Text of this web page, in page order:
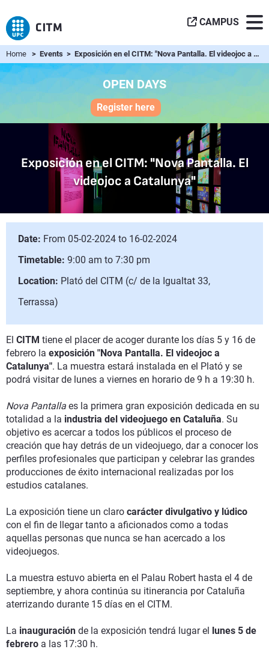
CAMPUS
Home > Events > Exposición en el CITM: "Nova Pantalla. El videojoc a Catalunya"
OPEN DAYS
Register here
Exposición en el CITM: "Nova Pantalla. El
videojoc a Catalunya"
Date: From 05-02-2024 to 16-02-2024
Timetable: 9:00 am to 7:30 pm
Location: Plató del CITM (c/ de la Igualtat 33,
Terrassa)
El CITM tiene el placer de acoger durante los días 5 y 16 de
febrero la exposición "Nova Pantalla. El videojoc a
Catalunya". La muestra estará instalada en el Plató y se
podrá visitar de lunes a viernes en horario de 9 h a 19:30 h.
Nova Pantalla es la primera gran exposición dedicada en su
totalidad a la industria del videojuego en Cataluña. Su
objetivo es acercar a todos los públicos el proceso de
creación que hay detrás de un videojuego, dar a conocer los
perfiles profesionales que participan y celebrar las grandes
producciones de éxito internacional realizadas por los
estudios catalanes.
La exposición tiene un claro carácter divulgativo y lúdico
con el fin de llegar tanto a aficionados como a todas
aquellas personas que nunca se han acercado a los
videojuegos.
La muestra estuvo abierta en el Palau Robert hasta el 4 de
septiembre, y ahora continúa su itinerancia por Cataluña
aterrizando durante 15 días en el CITM.
La inauguración de la exposición tendrá lugar el lunes 5 de
febrero a las 17:30 h.